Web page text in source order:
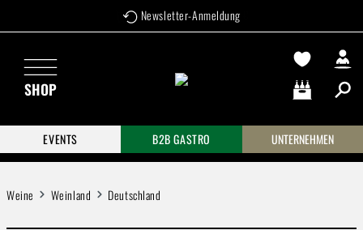
Zum Hauptinhalt springen Newsletter-Anmeldung
SHOP
Warenkorb
EVENTS
B2B GASTRO UNTERNEHMEN
Weine Weinland Deutschland